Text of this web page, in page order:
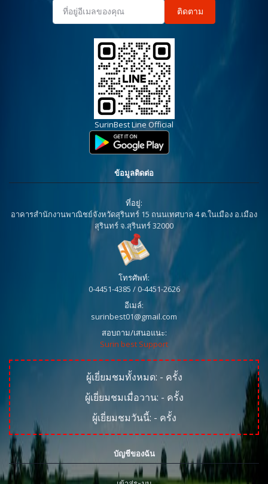
ติดตาม
SurinBest Line Official
ข้อมูลติดต่อ
ที่อยู่:
อาคารสำนักงานพาณิชย์จังหวัดสุรินทร์ 15 ถนนเทศบาล 4 ต.ในเมือง อ.เมือง
สุรินทร์ จ.สุรินทร์ 32000
โทรศัพท์:
0-4451-4385 / 0-4451-2626
อีเมล์:
surinbest01@gmail.com
สอบถาม/เสนอแนะ:
Surin best Support
ผู้เยี่ยมชมทั้งหมด: - ครั้ง
ผู้เยี่ยมชมเมื่อวาน: - ครั้ง
ผู้เยี่ยมชมวันนี้: - ครั้ง
บัญชีของฉัน